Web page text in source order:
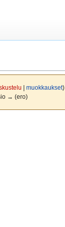
muokkaukset)
→ (ero)